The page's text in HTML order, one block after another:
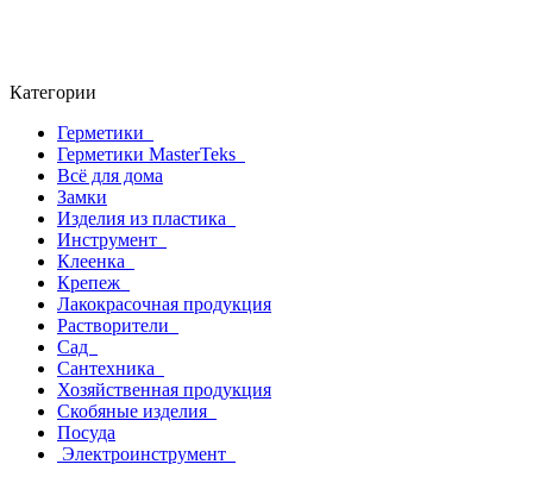
Категории
Герметики
Герметики MasterTeks
Всё для дома
Замки
Изделия из пластика
Инструмент
Клеенка
Крепеж
Лакокрасочная продукция
Растворители
Сад
Сантехника
Хозяйственная продукция
Скобяные изделия
Посуда
Электроинструмент